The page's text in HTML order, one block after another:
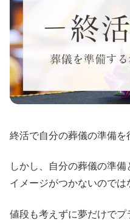
終活で自分の葬儀の準備を
しかし、自分の葬儀の準
イメージがつかないのでは
値段も考えずに夢だけで